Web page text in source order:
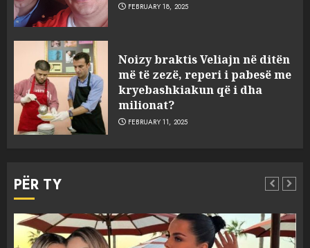
FEBRUARY 18, 2025
Noizy braktis Veliajn në ditën
më të zezë, reperi i pabesë me
kryebashkiakun që i dha
milionat?
FEBRUARY 11, 2025
PËR TY
3
sulmuan “One Albania”,
ngjarja u fsheh. A u vodhën
serverat?
MARCH 25, 2025
4 MARCH 25, 2025